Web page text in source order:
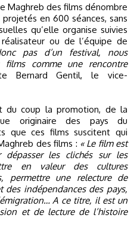
en 600 séances, sans
qu’elle organise suivies
ou de l’équipe de
pas d’un festival, nous
comme une rencontre
Bernard Gentil, le vice-
du coup la promotion, de la
originaire des pays du
que ces films suscitent qui
des films : « Le film est
les clichés sur les
en valeur des cultures
permettre une relecture de
indépendances des pays,
A ce titre, il est un
et de lecture de l’histoire